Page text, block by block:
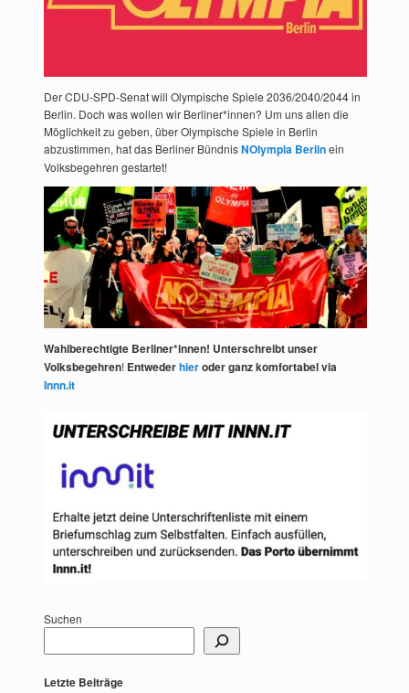
Der CDU-SPD-Senat will Olympische Spiele 2036/2040/2044 in
Berlin. Doch was wollen wir Berliner*innen? Um uns allen die
Möglichkeit zu geben, über Olympische Spiele in Berlin
abzustimmen, hat das Berliner BündnisNOlympia Berlinein
Volksbegehren gestartet!
Wahlberechtigte Berliner*innen! Unterschreibt unser
Volksbegehren! Entwederhieroder ganz komfortabel via
Innn.it
Suchen
Letzte Beiträge